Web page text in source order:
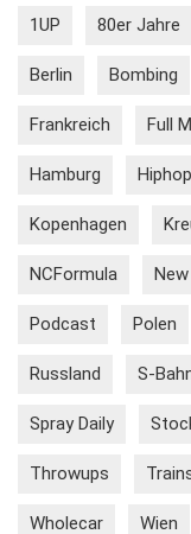
1UP 80er Jahre
Berlin Bombing
Frankreich Full
Hamburg Hiphop
Kopenhagen
NCFormula
Podcast Polen
Russland S-
Spray Daily
Throwups
Wholecar Wien